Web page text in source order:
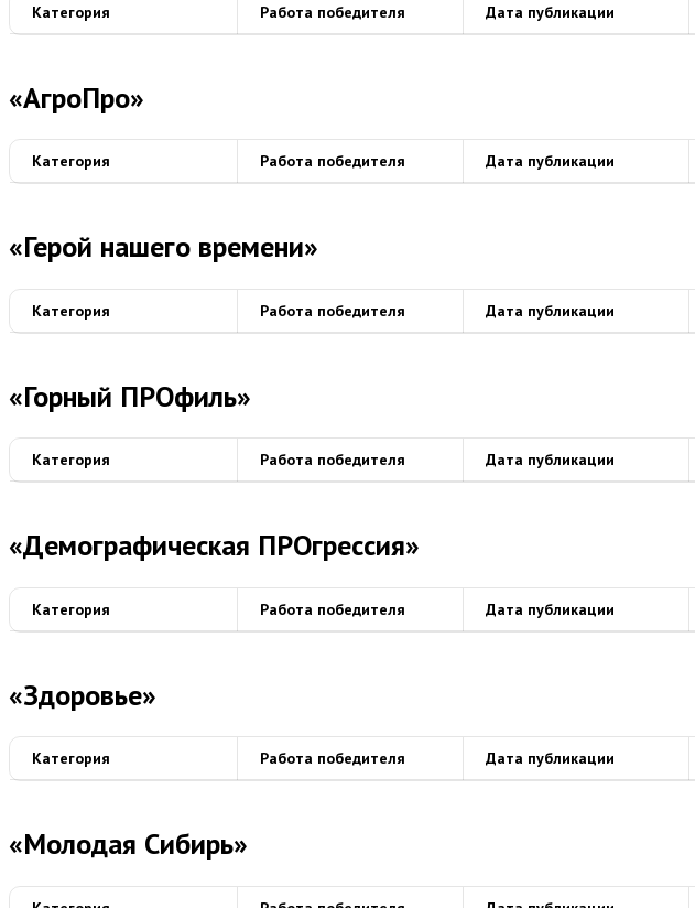
Категория Работа победителя Дата публикации
«АгроПро»
Категория Работа победителя Дата публикации
«Герой нашего времени»
Категория Работа победителя Дата публикации
«Горный ПРОфиль»
Категория Работа победителя Дата публикации
«Демографическая ПРОгрессия»
Категория Работа победителя Дата публикации
«Здоровье»
Категория Работа победителя Дата публикации
«Молодая Сибирь»